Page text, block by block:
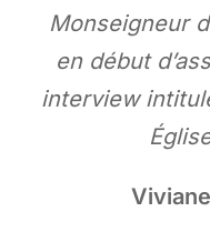
Monseigneur
en début
interview